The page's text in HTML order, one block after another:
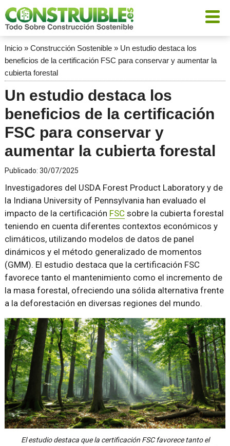
Inicio» Construcción Sostenible» Un estudio destaca los
beneficios de la certificación FSC para conservar y aumentar la
cubierta forestal
Un estudio destaca los
beneficios de la certificación
FSC para conservar y
aumentar la cubierta forestal
Publicado: 30/07/2025
Investigadores del USDA Forest Product Laboratory y de
la Indiana University of Pennsylvania han evaluado el
impacto de la certificación FSCsobre la cubierta forestal
teniendo en cuenta diferentes contextos económicos y
climáticos, utilizando modelos de datos de panel
dinámicos y el método generalizado de momentos
(GMM). El estudio destaca que la certificación FSC
favorece tanto el mantenimiento como el incremento de
la masa forestal, ofreciendo una sólida alternativa frente
a la deforestación en diversas regiones del mundo.
El estudio destaca que la certificación FSC favorece tanto el